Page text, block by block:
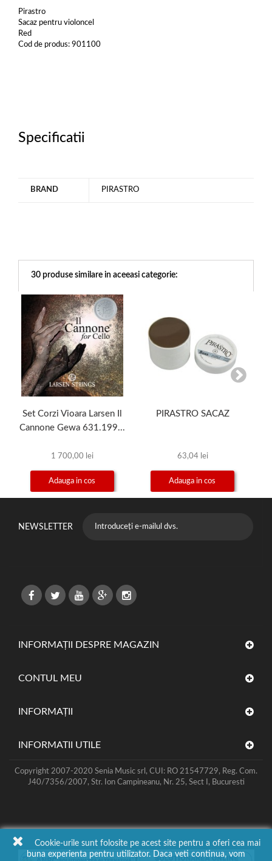
Pirastro
Sacaz pentru violoncel
Red
Cod de produs: 901100
Specificatii
BRAND PIRASTRO
30 produse similare in aceeasi categorie:
Set Corzi Vioara Larsen Il
Cannone Gewa 631.199...
1 700,00 lei
Adauga in cos
PIRASTRO SACAZ
63,04 lei
Adauga in cos
NEWSLETTER
INFORMAȚII DESPRE MAGAZIN
CONTUL MEU
INFORMAŢII
INFORMATII UTILE
Cookie-urile sunt folosite pe acest site pentru a oferi cea mai
buna experienta pentru utilizator. Daca veti continua, vom
Copyright 2007-2020 Senia Music srl, CUI: RO 21547729, Reg. Com.
J40/7356/2007, Str. Ion Campineanu, Nr. 25, Sect I, Bucuresti